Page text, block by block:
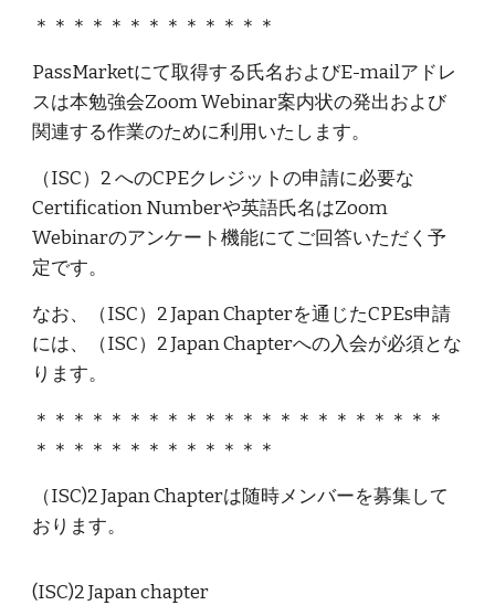
＊＊＊＊＊＊＊＊＊＊＊＊＊
PassMarketにて取得する氏名およびE-mailアドレ
スは本勉強会Zoom Webinar案内状の発出および
関連する作業のために利用いたします。
（ISC）2 へのCPEクレジットの申請に必要な
Certification Numberや英語氏名はZoom
Webinarのアンケート機能にてご回答いただく予
定です。
なお、（ISC）2 Japan Chapterを通じたCPEs申請
には、（ISC）2 Japan Chapterへの入会が必須とな
ります。
＊＊＊＊＊＊＊＊＊＊＊＊＊＊＊＊＊＊＊＊＊＊
＊＊＊＊＊＊＊＊＊＊＊＊＊
（ISC)2 Japan Chapterは随時メンバーを募集して
おります。
(ISC)2 Japan chapter